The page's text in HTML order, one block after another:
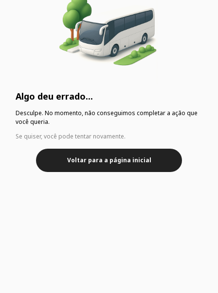
Algo deu errado...
Desculpe. No momento, não conseguimos completar a ação que
você queria.
Se quiser, você pode tentar novamente.
Voltar para a página inicial